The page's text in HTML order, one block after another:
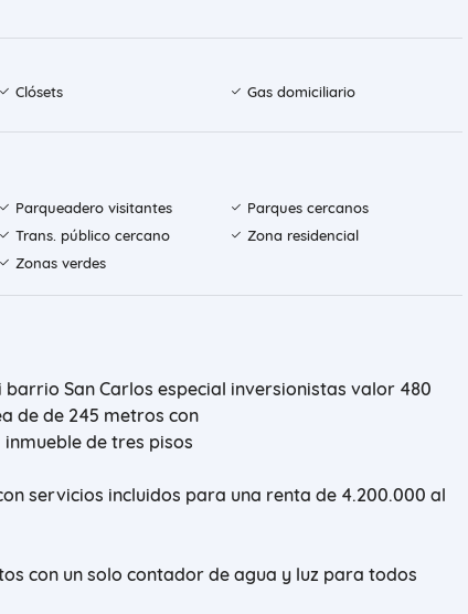
Clósets Gas domiciliario
Parqueadero visitantes
Parques cercanos
Trans. público cercano
Zona residencial
Zonas verdes
barrio San Carlos especial inversionistas valor 480
de de 245 metros con
de tres pisos
servicios incluidos para una renta de 4.200.000 al
con un solo contador de agua y luz para todos